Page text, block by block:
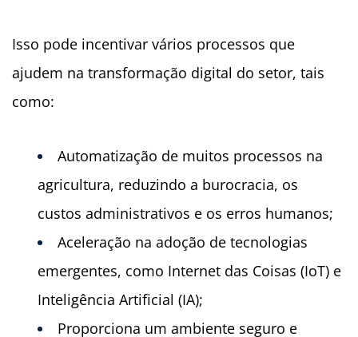
Isso pode incentivar vários processos que
ajudem na transformação digital do setor, tais
como:
Automatização de muitos processos na
agricultura, reduzindo a burocracia, os
custos administrativos e os erros humanos;
Aceleração na adoção de tecnologias
emergentes, como Internet das Coisas (IoT) e
Inteligência Artificial (IA);
Proporciona um ambiente seguro e